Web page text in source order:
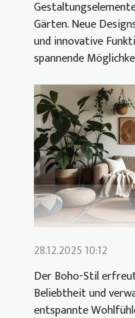
Gärten. Neue
und innovative
spannende
28.12.2025 10:12
Der Boho-Stil
Beliebtheit und
entspannte